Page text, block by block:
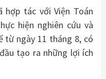
hợp tác với Viện Toán
hiện nghiên cứu và
từ ngày 11 tháng 8, có
tạo ra những lợi ích